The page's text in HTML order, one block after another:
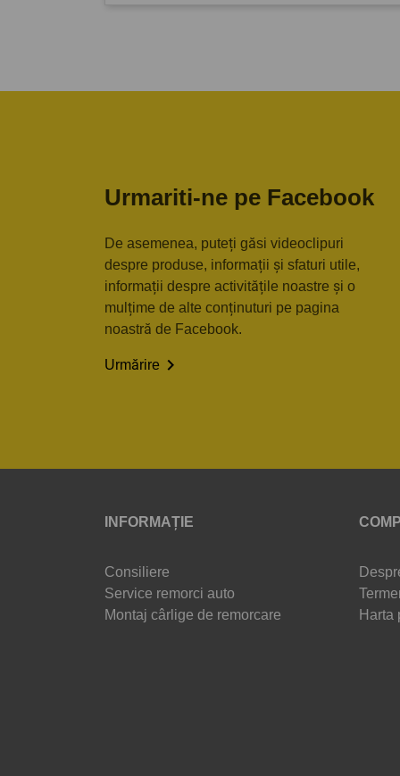
Urmariti-ne pe Facebook
De asemenea, puteți găsi videoclipuri
despre produse, informații și sfaturi utile,
informații despre activitățile noastre și o
mulțime de alte conținuturi pe pagina
noastră de Facebook.
Urmărire 
INFORMAȚIE
Consiliere
Service remorci auto
Montaj cârlige de remorcare
Harta